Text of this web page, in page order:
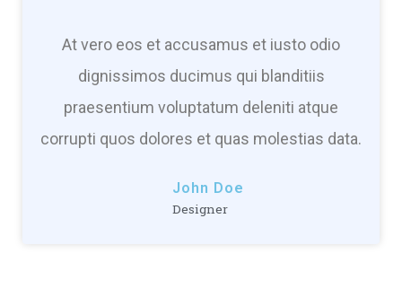
At vero eos et accusamus et iusto odio
dignissimos ducimus qui blanditiis
praesentium voluptatum deleniti atque
corrupti quos dolores et quas molestias data.
John Doe
Designer